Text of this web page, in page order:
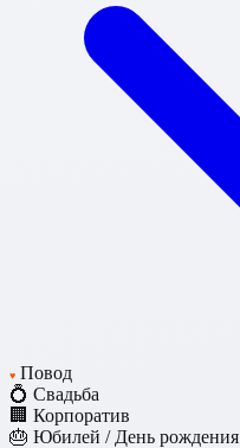
♥ Повод
💍 Свадьба
🏢 Корпоратив
🎂 Юбилей / День рождения